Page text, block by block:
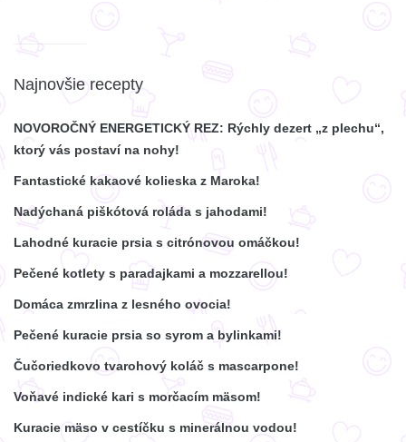
Najnovšie recepty
NOVOROČNÝ ENERGETICKÝ REZ: Rýchly dezert „z plechu“,
ktorý vás postaví na nohy!
Fantastické kakaové kolieska z Maroka!
Nadýchaná piškótová roláda s jahodami!
Lahodné kuracie prsia s citrónovou omáčkou!
Pečené kotlety s paradajkami a mozzarellou!
Domáca zmrzlina z lesného ovocia!
Pečené kuracie prsia so syrom a bylinkami!
Čučoriedkovo tvarohový koláč s mascarpone!
Voňavé indické kari s morčacím mäsom!
Kuracie mäso v cestíčku s minerálnou vodou!